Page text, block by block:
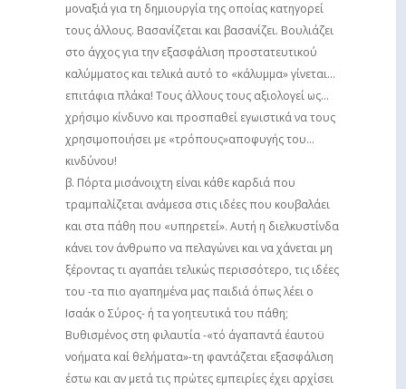
μοναξιά για τη δημιουργία της οποίας κατηγορεί
τους άλλους. Βασανίζεται και βασανίζει. Βουλιάζει
στο άγχος για την εξασφάλιση προστατευτικού
καλύμματος και τελικά αυτό το «κάλυμμα» γίνεται…
επιτάφια πλάκα! Τους άλλους τους αξιολογεί ως…
χρήσιμο κίνδυνο και προσπαθεί εγωιστικά να τους
χρησιμοποιήσει με «τρόπους»αποφυγής του…
κινδύνου!
β. Πόρτα μισάνοιχτη είναι κάθε καρδιά που
τραμπαλίζεται ανάμεσα στις ιδέες που κουβαλάει
και στα πάθη που «υπηρετεί». Αυτή η διελκυστίνδα
κάνει τον άνθρωπο να πελαγώνει και να χάνεται μη
ξέροντας τι αγαπάει τελικώς περισσότερο, τις ιδέες
του -τα πιο αγαπημένα μας παιδιά όπως λέει ο
Ισαάκ ο Σύρος- ή τα γοητευτικά του πάθη;
Βυθισμένος στη φιλαυτία -«τό άγαπαντά έαυτοϋ
νοήματα καί θελήματα»-τη φαντάζεται εξασφάλιση
έστω και αν μετά τις πρώτες εμπειρίες έχει αρχίσει